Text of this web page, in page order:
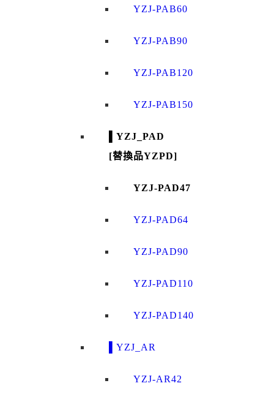
YZJ-PAB60
YZJ-PAB90
YZJ-PAB120
YZJ-PAB150
▌YZJ_PAD
[替換品YZPD]
YZJ-PAD47
YZJ-PAD64
YZJ-PAD90
YZJ-PAD110
YZJ-PAD140
▌YZJ_AR
YZJ-AR42